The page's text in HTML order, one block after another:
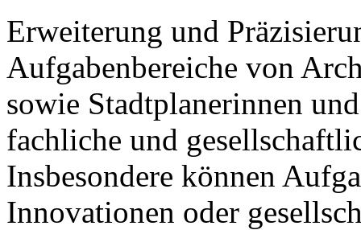
Erweiterung und
Aufgabenbereiche von
sowie Stadtplanerinnen
fachliche und
Insbesondere können
Innovationen oder